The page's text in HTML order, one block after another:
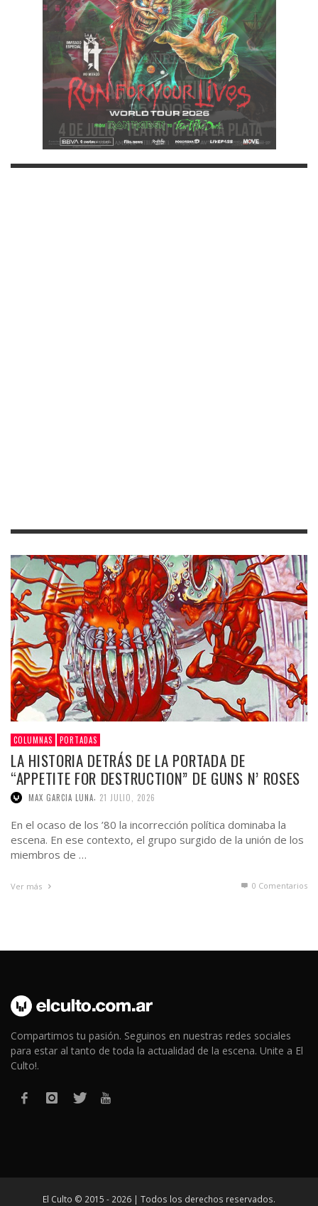
COLUMNAS PORTADAS
LA HISTORIA DETRÁS DE LA PORTADA DE
“APPETITE FOR DESTRUCTION” DE GUNS N’ ROSES
MAX GARCIA LUNA 21 JULIO, 2026
En el ocaso de los ’80 la incorrección política dominaba la
escena. En ese contexto, el grupo surgido de la unión de los
miembros de …
Ver más 0 Comentarios
Compartimos tu pasión. Seguinos en nuestras redes sociales
para estar al tanto de toda la actualidad de la escena. Unite a El
Culto!.
El Culto © 2015 - 2026 | Todos los derechos reservados.